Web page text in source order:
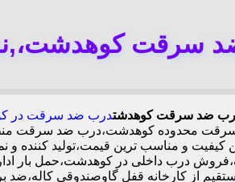
سرقت
درب ضد سرقت کوهدشتدرب ضد سرقت در
سرقت محدوده کوهدشت،درب ضد سرقت
و مناسب ترین قیمت،تولید کننده
درب داخلی در کوهدشت،حمل بار